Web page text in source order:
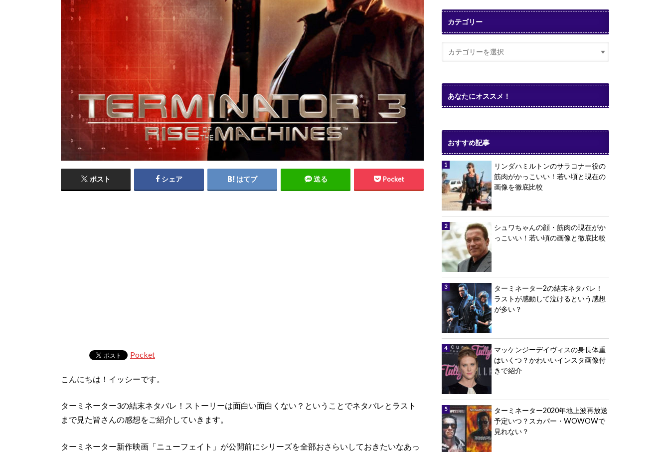
ポスト シェア はてブ 送る Pocket
Pocket
こんにちは！イッシーです。
ターミネーター3の結末ネタバレ！ストーリーは面白い面白くない？ということでネタバレとラスト
まで見た皆さんの感想をご紹介していきます。
ターミネーター新作映画「ニューフェイト」が公開前にシリーズを全部おさらいしておきたいなあっ
カテゴリー
あなたにオススメ！
おすすめ記事
リンダハミルトンのサラコナー役の
筋肉がかっこいい！若い頃と現在の
画像を徹底比較
シュワちゃんの顔・筋肉の現在がか
っこいい！若い頃の画像と徹底比較
ターミネーター2の結末ネタバレ！
ラストが感動して泣けるという感想
が多い？
マッケンジーデイヴィスの身長体重
はいくつ？かわいいインスタ画像付
きで紹介
ターミネーター2020年地上波再放送
予定いつ？スカパー・WOWOWで
見れない？